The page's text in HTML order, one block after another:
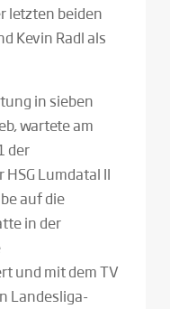
letzten beiden
Kevin Radl als
in sieben
wartete am
der
Lumdatal II
auf die
in der
und mit dem TV
Landesliga-